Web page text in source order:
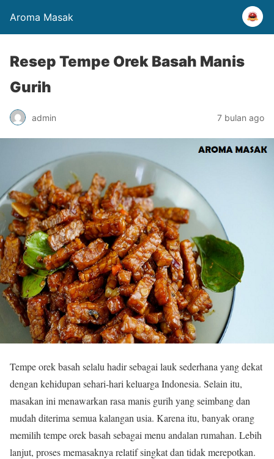
Aroma Masak
Resep Tempe Orek Basah Manis
Gurih
admin 7 bulan ago
Tempe orek basah selalu hadir sebagai lauk sederhana yang dekat
dengan kehidupan sehari-hari keluarga Indonesia. Selain itu,
masakan ini menawarkan rasa manis gurih yang seimbang dan
mudah diterima semua kalangan usia. Karena itu, banyak orang
memilih tempe orek basah sebagai menu andalan rumahan. Lebih
lanjut, proses memasaknya relatif singkat dan tidak merepotkan.